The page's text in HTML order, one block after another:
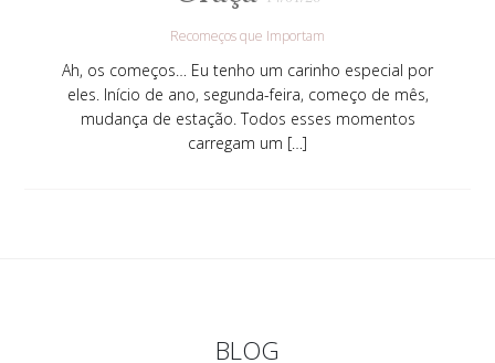
Recomeços que Importam
Ah, os começos… Eu tenho um carinho especial por
eles. Início de ano, segunda-feira, começo de mês,
mudança de estação. Todos esses momentos
carregam um […]
BLOG